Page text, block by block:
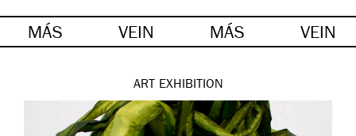
MÁS VEIN MÁS VEIN
ART EXHIBITION